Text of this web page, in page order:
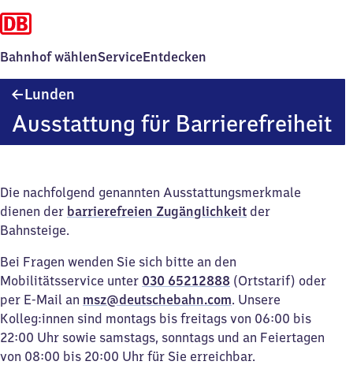
Bahnhof wählenServiceEntdecken
Lunden
Ausstattung für Barrierefreiheit
Die nachfolgend genannten Ausstattungsmerkmale
dienen der barrierefreien Zugänglichkeit der
Bahnsteige.
Bei Fragen wenden Sie sich bitte an den
Mobilitätsservice unter 030 65212888 (Ortstarif) oder
per E-Mail an msz@deutschebahn.com. Unsere
Kolleg:innen sind montags bis freitags von 06:00 bis
22:00 Uhr sowie samstags, sonntags und an Feiertagen
von 08:00 bis 20:00 Uhr für Sie erreichbar.